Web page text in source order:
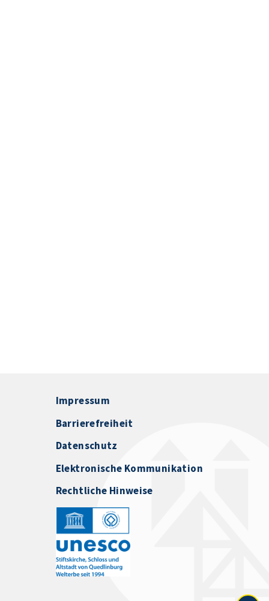
Impressum
Barrierefreiheit
Datenschutz
Elektronische Kommunikation
Rechtliche Hinweise